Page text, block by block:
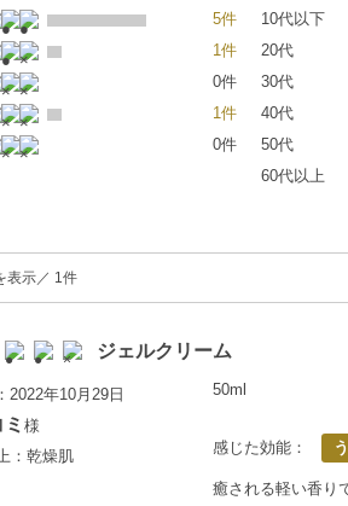
5件
1件
0件
1件
0件
10代以下
20代
30代
40代
50代
60代以上
表示／ 1件
ジェルクリーム
2022年10月29日
様
：乾燥肌
50ml
感じた効能：
癒される軽い香り